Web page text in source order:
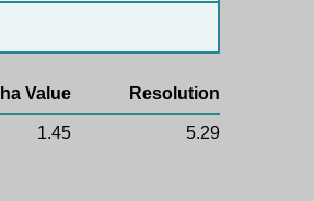
Value Resolution
1.45 5.29